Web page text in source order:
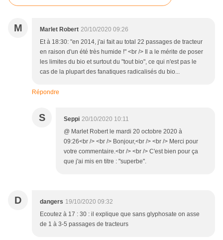
M Marlet Robert 20/10/2020 09:26
Et à 18:30: "en 2014, j'ai fait au total 22 passages de tracteur
en raison d'un été très humide !" <br /> Il a le mérite de poser
les limites du bio et surtout du "tout bio", ce qui n'est pas le
cas de la plupart des fanatiques radicalisés du bio...
Répondre
S Seppi 20/10/2020 10:11
@ Marlet Robert le mardi 20 octobre 2020 à
09:26<br /> <br /> Bonjour,<br /> <br /> Merci pour
votre commentaire.<br /> <br /> C'est bien pour ça
que j'ai mis en titre : "superbe".
D dangers 19/10/2020 09:32
Ecoutez à 17 : 30 : il explique que sans glyphosate on asse
de 1 à 3-5 passages de tracteurs